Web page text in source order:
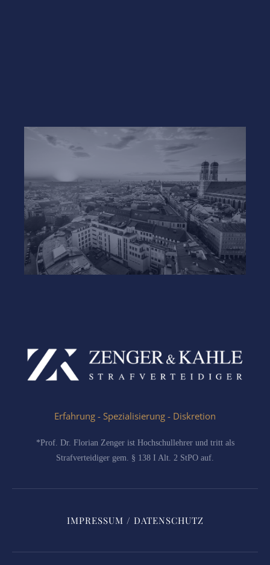
Erfahrung - Spezialisierung - Diskretion
*Prof. Dr. Florian Zenger ist Hochschullehrer und tritt als
Strafverteidiger gem. § 138 I Alt. 2 StPO auf.
IMPRESSUM / DATENSCHUTZ